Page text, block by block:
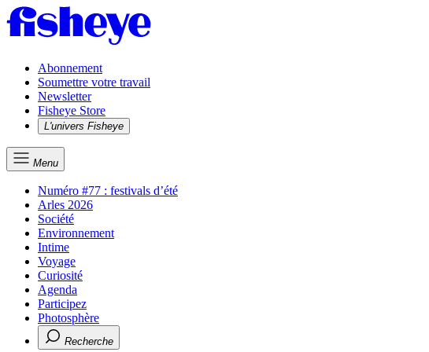
Abonnement
Soumettre votre travail
Newsletter
Fisheye Store
L'univers Fisheye
Menu
Numéro #77 : festivals d’été
Arles 2026
Société
Environnement
Intime
Voyage
Curiosité
Agenda
Participez
Photosphère
Recherche